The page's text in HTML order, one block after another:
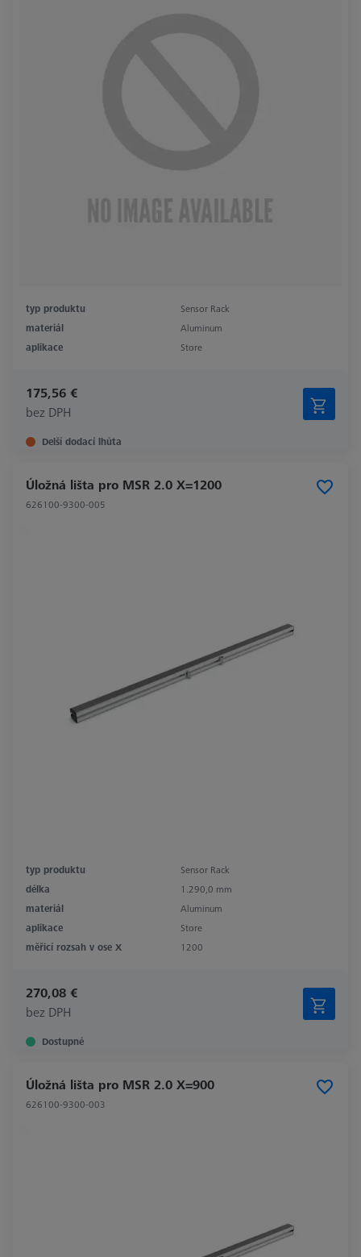
typ produktu
Sensor Rack
materiál
Aluminum
aplikace
Store
175,56 €
bez DPH
Delší dodací lhůta
Úložná lišta pro MSR 2.0 X=1200
626100-9300-005
typ produktu
Sensor Rack
délka
1.290,0 mm
materiál
Aluminum
aplikace
Store
měřicí rozsah v ose X
1200
270,08 €
bez DPH
Dostupné
Úložná lišta pro MSR 2.0 X=900
626100-9300-003